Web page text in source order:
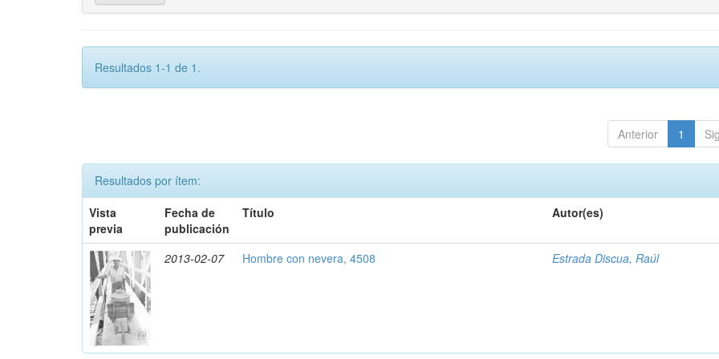
Resultados 1-1 de 1.
Anterior 1
Resultados por ítem:
Vista
previa
Fecha de
publicación
Título Autor(es)
2013-02-07 Hombre con nevera, 4508 Estrada Discua, Raúl